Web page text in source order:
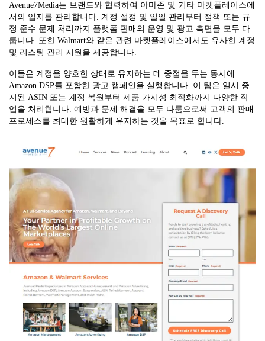
Avenue7Media는 브랜드와 협력하여 아마존 및 기타 마켓플레이스에
서의 입지를 관리합니다. 계정 설정 및 일일 관리부터 정책 또는 규
정 준수 문제 처리까지 플랫폼 판매의 운영 및 광고 측면을 모두 다
룹니다. 또한 Walmart와 같은 관련 마켓플레이스에서도 유사한 계정
및 리스팅 관리 지원을 제공합니다.
이들은 계정을 양호한 상태로 유지하는 데 중점을 두는 동시에
Amazon DSP를 포함한 광고 캠페인을 실행합니다. 이 팀은 일시 중
지된 ASIN 또는 계정 복원부터 제품 가시성 최적화까지 다양한 작
업을 처리합니다. 예방과 문제 해결을 모두 다룸으로써 고객의 판매
프로세스를 최대한 원활하게 유지하는 것을 목표로 합니다.